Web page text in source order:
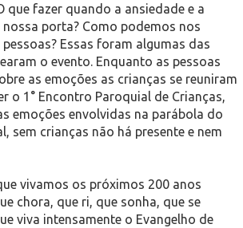
que fazer quando a ansiedade e a
porta? Como podemos nos
Essas foram algumas das
o evento. Enquanto as pessoas
as emoções as crianças se reuniram
o 1° Encontro Paroquial de Crianças,
emoções envolvidas na parábola do
sem crianças não há presente e nem
vivamos os próximos 200 anos
chora, que ri, que sonha, que se
viva intensamente o Evangelho de